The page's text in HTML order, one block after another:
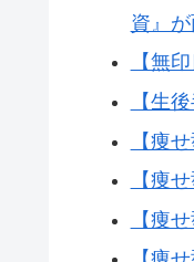
資』
【無
【生
【痩
【痩
【痩